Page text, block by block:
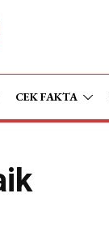
CEK FAKTA